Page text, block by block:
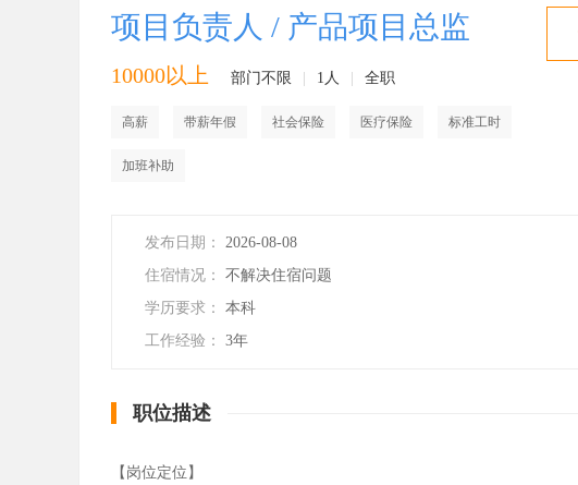
项目负责人 / 产品项目总监
10000以上 部门不限 1人 全职
高薪 带薪年假 社会保险 医疗保险 标准工时
加班补助
发布日期： 2026-08-08
住宿情况：
不解决住宿问题
学历要求：
本科
工作经验：
3年
职位描述
【岗位定位】